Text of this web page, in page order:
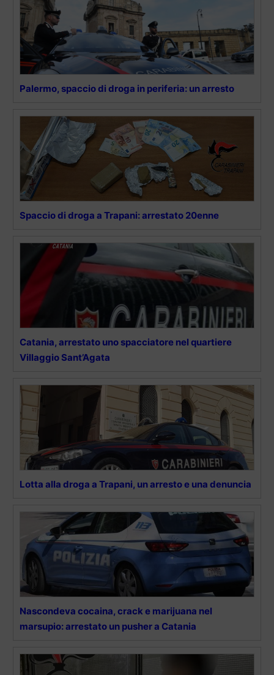
Palermo, spaccio di droga in periferia: un arresto
Spaccio di droga a Trapani: arrestato 20enne
Catania, arrestato uno spacciatore nel quartiere
Villaggio Sant’Agata
Lotta alla droga a Trapani, un arresto e una denuncia
Nascondeva cocaina, crack e marijuana nel
marsupio: arrestato un pusher a Catania